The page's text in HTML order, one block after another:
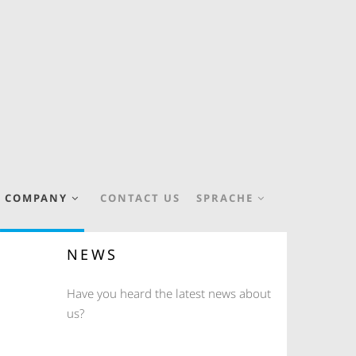
NEWS
Have you heard the latest news about
us?
COMPANY CONTACT US SPRACHE